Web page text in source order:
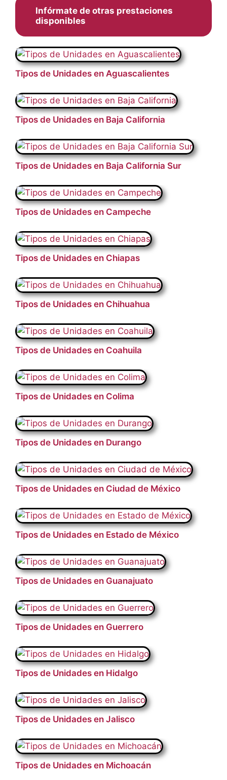
Infórmate de otras prestaciones
disponibles
Tipos de Unidades en Aguascalientes
Tipos de Unidades en Baja California
Tipos de Unidades en Baja California Sur
Tipos de Unidades en Campeche
Tipos de Unidades en Chiapas
Tipos de Unidades en Chihuahua
Tipos de Unidades en Coahuila
Tipos de Unidades en Colima
Tipos de Unidades en Durango
Tipos de Unidades en Ciudad de México
Tipos de Unidades en Estado de México
Tipos de Unidades en Guanajuato
Tipos de Unidades en Guerrero
Tipos de Unidades en Hidalgo
Tipos de Unidades en Jalisco
Tipos de Unidades en Michoacán